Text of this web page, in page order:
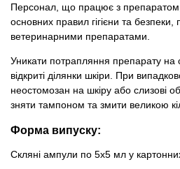
Персонал, що працює з
основних правил гігієни та
ветеринарними препаратами.
Уникати потрапляння препарату на
відкриті ділянки шкіри. При
неостомозан на шкіру або слизові
зняти тампоном та змити великою
Форма випуску:
Скляні ампули по 5x5 мл у